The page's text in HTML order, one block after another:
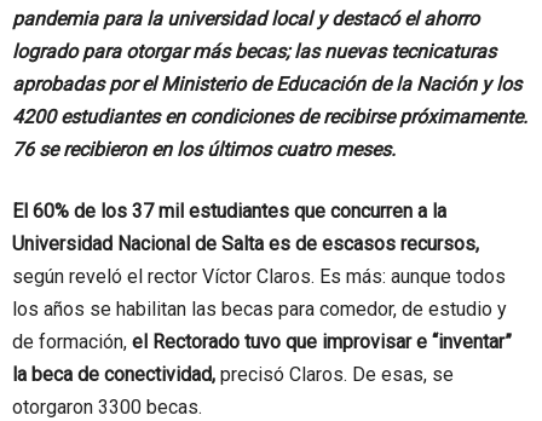
pandemia para la universidad local y destacó el ahorro
logrado para otorgar más becas; las nuevas tecnicaturas
aprobadas por el Ministerio de Educación de la Nación y los
4200 estudiantes en condiciones de recibirse próximamente.
76 se recibieron en los últimos cuatro meses.
El 60% de los 37 mil estudiantes que concurren a la
Universidad Nacional de Salta es de escasos recursos,
según reveló el rector Víctor Claros. Es más: aunque todos
los años se habilitan las becas para comedor, de estudio y
de formación, el Rectorado tuvo que improvisar e “inventar”
la beca de conectividad, precisó Claros. De esas, se
otorgaron 3300 becas.